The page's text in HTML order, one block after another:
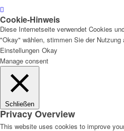
Cookie-Hinweis
Diese Internetseite verwendet Cookies
"Okay" wählen, stimmen Sie der
Einstellungen Okay
Manage consent
Schließen
Privacy Overview
This website uses cookies to improve